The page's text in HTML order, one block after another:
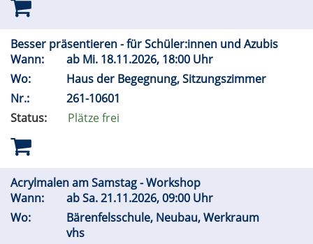
Besser präsentieren - für Schüler:innen und Azubis
Wann:
ab Mi. 18.11.2026, 18:00 Uhr
Wo:
Haus der Begegnung, Sitzungszimmer
Nr.:
261-10601
Status:
Plätze frei
Acrylmalen am Samstag - Workshop
Wann:
abSa.21.11.2026, 09:00 Uhr
Wo:
Bärenfelsschule, Neubau, Werkraum
vhs